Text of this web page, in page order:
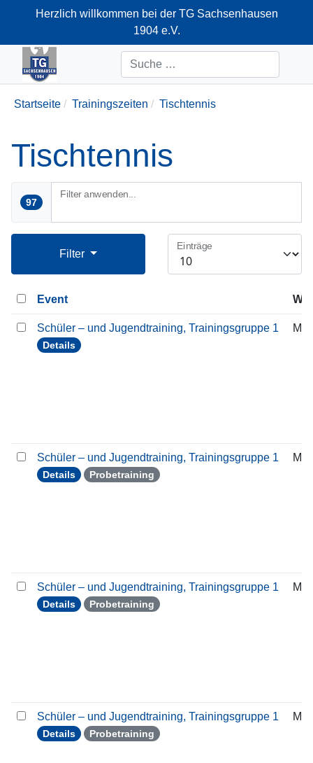
Herzlich willkommen bei der TG Sachsenhausen
1904 e.V.
+49-69-66374712
Suchen
Startseite Trainingszeiten Tischtennis
Tischtennis
97
Filter anwenden...
Filter
Einträge
Event
Schüler – und Jugendtraining, Trainingsgruppe 1
Details
Schüler – und Jugendtraining, Trainingsgruppe 1
Details Probetraining
Schüler – und Jugendtraining, Trainingsgruppe 1
Details Probetraining
Schüler – und Jugendtraining, Trainingsgruppe 1
Details Probetraining